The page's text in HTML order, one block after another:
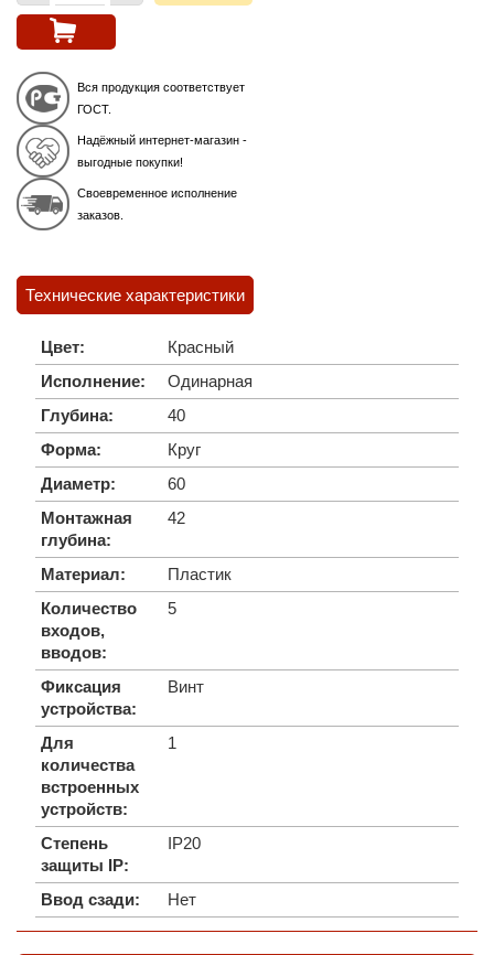
Вся продукция соответствует
ГОСТ.
Надёжный интернет-магазин -
выгодные покупки!
Своевременное исполнение
заказов.
Технические характеристики
Цвет:
Красный
Исполнение:
Одинарная
Глубина:
40
Форма:
Круг
Диаметр:
60
Монтажная
глубина:
42
Материал:
Пластик
Количество
входов,
вводов:
5
Фиксация
устройства:
Винт
Для
количества
встроенных
устройств:
1
Степень
защиты IP:
IP20
Ввод сзади: Нет